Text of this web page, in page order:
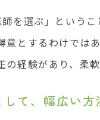
を選ぶ」というこ
とするわけではあ
経験があり、柔
て、幅広い方